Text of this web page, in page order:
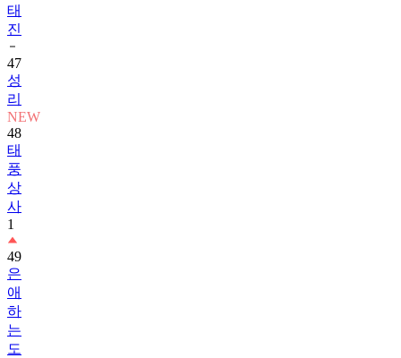
태
진
47
성
리
NEW
48
태
풍
상
사
1
49
은
애
하
는
도